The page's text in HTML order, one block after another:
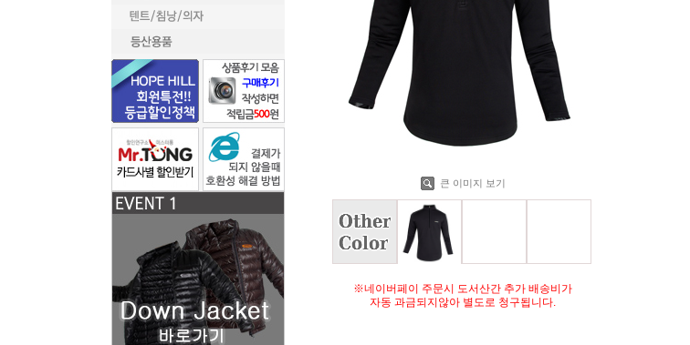
큰 이미지 보기
※네이버페이 주문시 도서산간 추가 배송비가
자동 과금되지않아 별도로 청구됩니다.